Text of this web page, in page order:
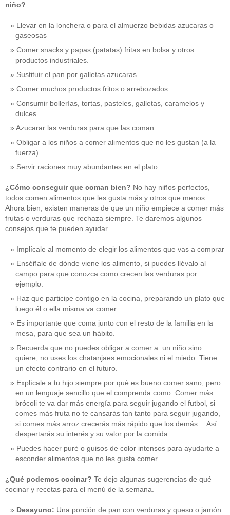
niño?
Llevar en la lonchera o para el almuerzo bebidas azucaras o
gaseosas
Comer snacks y papas (patatas) fritas en bolsa y otros
productos industriales.
Sustituir el pan por galletas azucaras.
Comer muchos productos fritos o arrebozados
Consumir bollerías, tortas, pasteles, galletas, caramelos y
dulces
Azucarar las verduras para que las coman
Obligar a los niños a comer alimentos que no les gustan (a la
fuerza)
Servir raciones muy abundantes en el plato
¿Cómo conseguir que coman bien? No hay niños perfectos,
todos comen alimentos que les gusta más y otros que menos.
Ahora bien, existen maneras de que un niño empiece a comer más
frutas o verduras que rechaza siempre. Te daremos algunos
consejos que te pueden ayudar.
Implícale al momento de elegir los alimentos que vas a comprar
Enséñale de dónde viene los alimento, si puedes llévalo al
campo para que conozca como crecen las verduras por
ejemplo.
Haz que participe contigo en la cocina, preparando un plato que
luego él o ella misma va comer.
Es importante que coma junto con el resto de la familia en la
mesa, para que sea un hábito.
Recuerda que no puedes obligar a comer a un niño sino
quiere, no uses los chatanjaes emocionales ni el miedo. Tiene
un efecto contrario en el futuro.
Explícale a tu hijo siempre por qué es bueno comer sano, pero
en un lenguaje sencillo que el comprenda como: Comer más
brócoli te va dar más energía para seguir jugando el futbol, si
comes más fruta no te cansarás tan tanto para seguir jugando,
si comes más arroz crecerás más rápido que los demás… Así
despertarás su interés y su valor por la comida.
Puedes hacer puré o guisos de color intensos para ayudarte a
esconder alimentos que no les gusta comer.
¿Qué podemos cocinar? Te dejo algunas sugerencias de qué
cocinar y recetas para el menú de la semana.
Desayuno: Una porción de pan con verduras y queso o jamón